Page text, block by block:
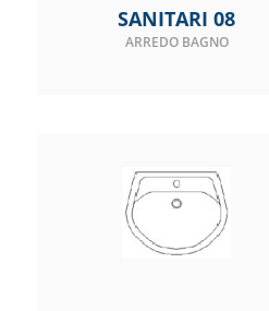
SANITARI 08
ARREDO BAGNO